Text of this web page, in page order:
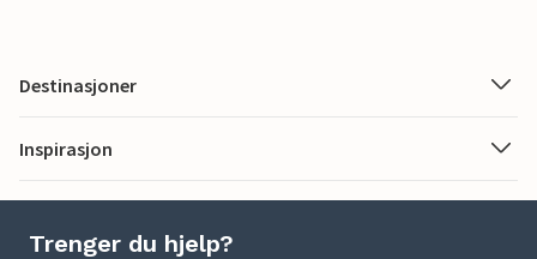
Destinasjoner
Inspirasjon
Trenger du hjelp?